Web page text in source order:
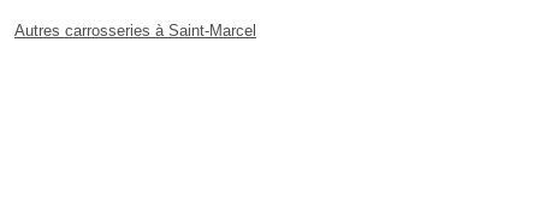
Autres carrosseries à Saint-Marcel